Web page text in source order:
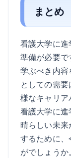
まとめ
看護大学に
準備が必要で
学ぶべき内
としての需
様なキャリ
看護大学に
晴らしい未
するために
がでしょうか。